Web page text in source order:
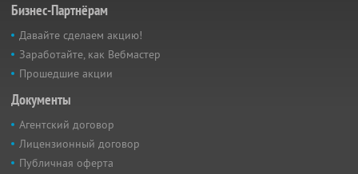
Бизнес-Партнёрам
Давайте сделаем акцию!
Заработайте, как Вебмастер
Прошедшие акции
Документы
Агентский договор
Лицензионный договор
Публичная оферта